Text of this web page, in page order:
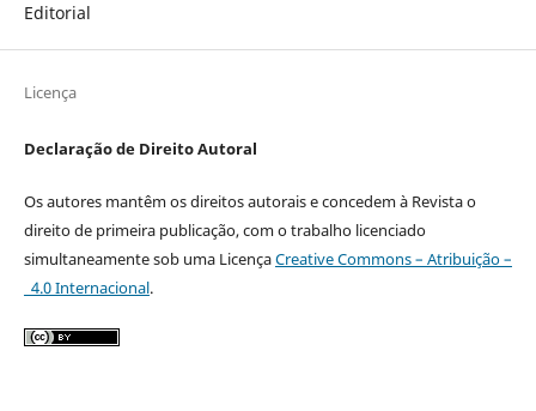
Editorial
Licença
Declaração de Direito Autoral
Os autores mantêm os direitos autorais e concedem à Revista o
direito de primeira publicação, com o trabalho licenciado
simultaneamente sob uma LicençaCreative Commons – Atribuição –
4.0 Internacional.